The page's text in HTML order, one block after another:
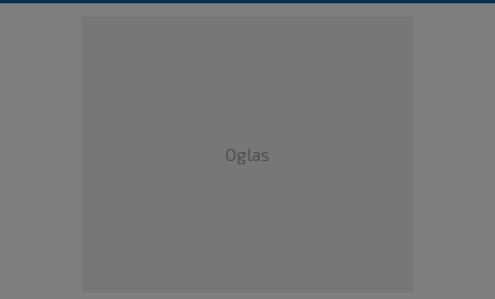
Oglas